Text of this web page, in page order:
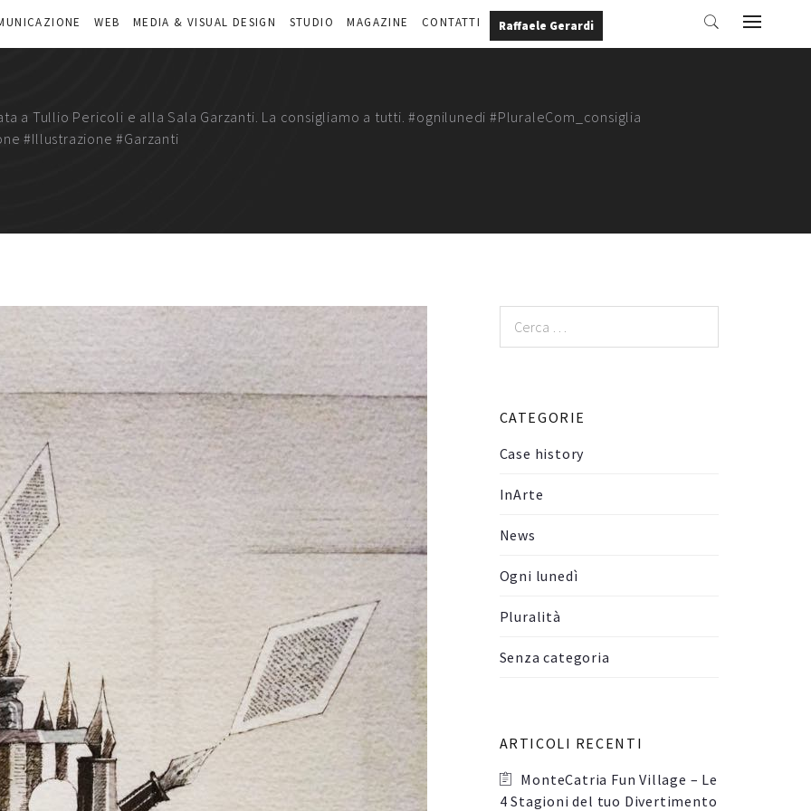
WEB MEDIA & VISUAL DESIGN STUDIO MAGAZINE CONTATTI Raffaele Gerardi
a Tullio Pericoli e alla Sala Garzanti. La consigliamo a tutti. #ognilunedi #PluraleCom_consiglia
#Illustrazione #Garzanti
per:
CATEGORIE
Case history
InArte
News
Ogni lunedì
Pluralità
Senza categoria
ARTICOLI RECENTI
MonteCatria Fun Village – Le
4 Stagioni del tuo Divertimento